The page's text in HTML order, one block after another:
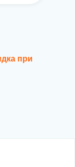
при